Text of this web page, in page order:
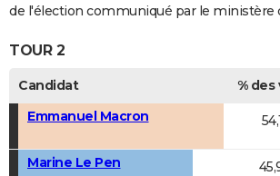
FORUM
Bricolage
Lifestyle
Culture
Sport
Auto
Television
Voyage
Cinema
de l'élection communiqué par le ministère
TOUR 2
Candidat % des
Emmanuel Macron
Marine Le Pen